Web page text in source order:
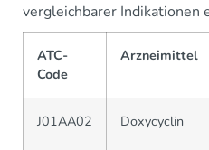
vergleichbarer Indikationen
ATC-
Code
Arzneimittel
J01AA02 Doxycyclin